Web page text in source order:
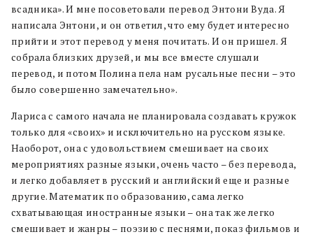
всадника». И мне посоветовали перевод Энтони Вуда. Я
написала Энтони, и он ответил, что ему будет интересно
прийти и этот перевод у меня почитать. И он пришел. Я
собрала близких друзей, и мы все вместе слушали
перевод, и потом Полина пела нам русальные песни – это
было совершенно замечательно».
Лариса с самого начала не планировала создавать кружок
только для «своих» и исключительно на русском языке.
Наоборот, она с удовольствием смешивает на своих
мероприятиях разные языки, очень часто – без перевода,
и легко добавляет в русский и английский еще и разные
другие. Математик по образованию, сама легко
схватывающая иностранные языки – она так же легко
смешивает и жанры – поэзию с песнями, показ фильмов и